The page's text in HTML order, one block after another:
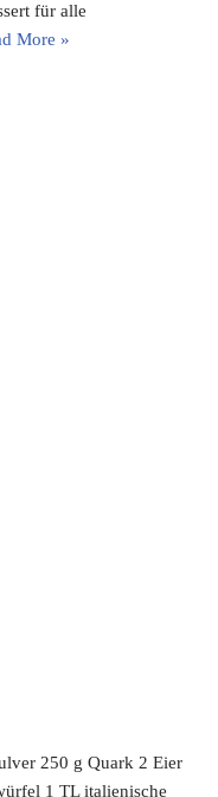
für alle
More »
250 g Quark 2 Eier
1 TL italienische